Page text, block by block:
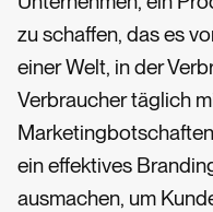
zu schaffen, das es
einer Welt, in der
Verbraucher täglich
ein effektives
ausmachen, um